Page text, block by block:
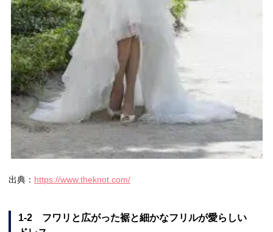
出典： https://www.theknot.com/
1-2 フワリと広がった裾と細かなフリルが愛らしい